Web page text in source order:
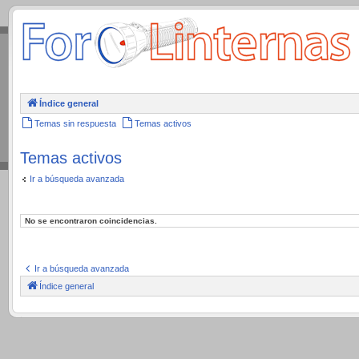
.
Índice general
Temas sin respuesta Temas activos
Temas activos
Ir a búsqueda avanzada
No se encontraron coincidencias.
Ir a búsqueda avanzada
Índice general
.